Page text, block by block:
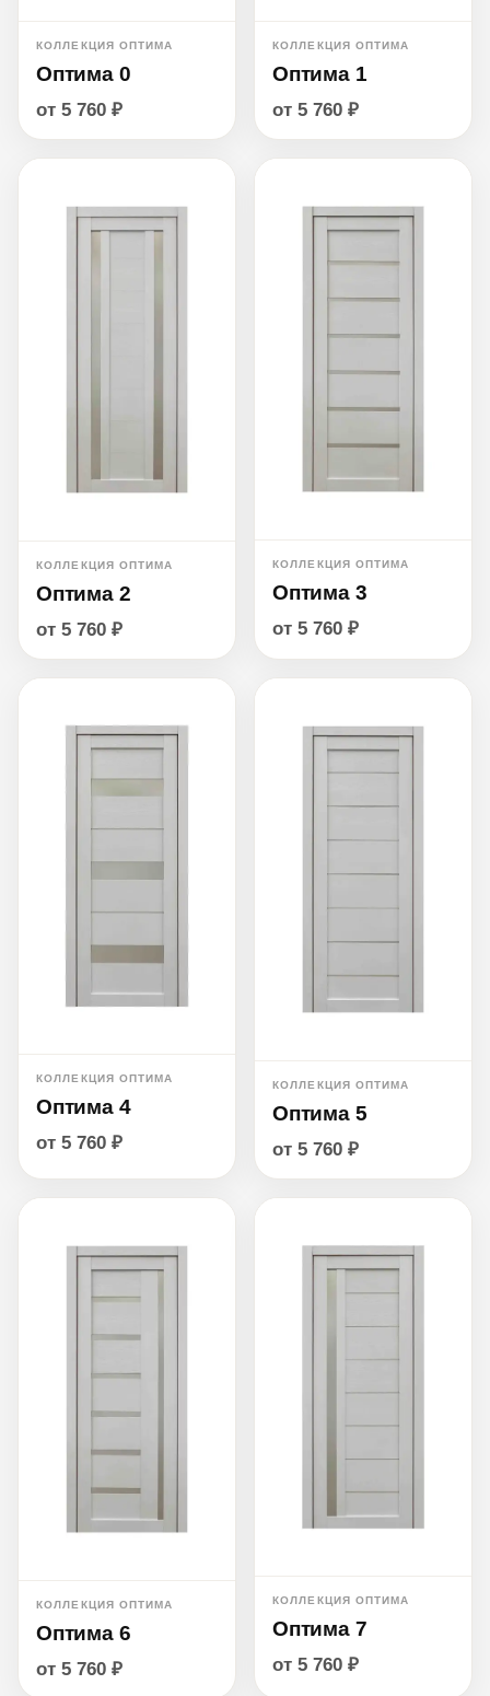
КОЛЛЕКЦИЯ ОПТИМА
Оптима 0
от 5 760 ₽
КОЛЛЕКЦИЯ ОПТИМА
Оптима 1
от 5 760 ₽
КОЛЛЕКЦИЯ ОПТИМА
Оптима 2
от 5 760 ₽
КОЛЛЕКЦИЯ ОПТИМА
Оптима 3
от 5 760 ₽
КОЛЛЕКЦИЯ ОПТИМА
Оптима 4
от 5 760 ₽
КОЛЛЕКЦИЯ ОПТИМА
Оптима 5
от 5 760 ₽
КОЛЛЕКЦИЯ ОПТИМА
Оптима 6
от 5 760 ₽
КОЛЛЕКЦИЯ ОПТИМА
Оптима 7
от 5 760 ₽